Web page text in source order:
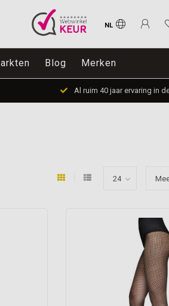
NL
Blog Merken
Al ruim 40 jaar ervaring in